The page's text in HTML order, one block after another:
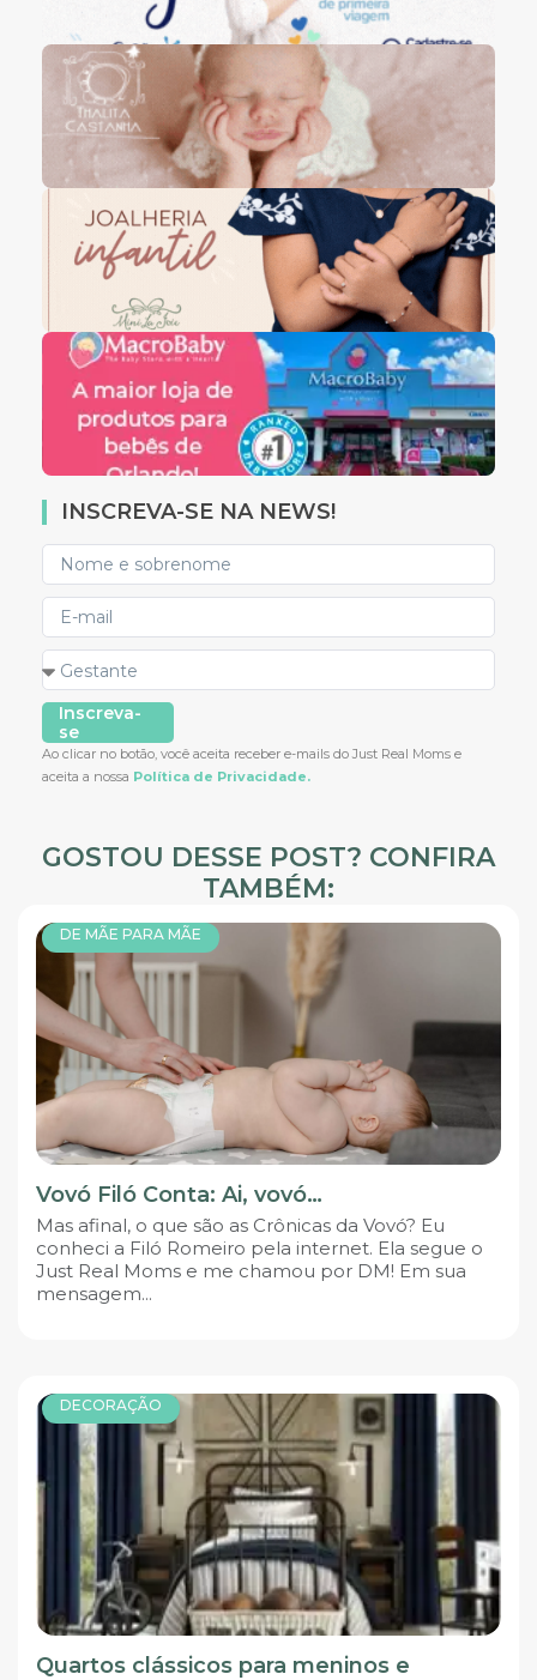
INSCREVA-SE NA NEWS!
Inscreva-
se
Ao clicar no botão, você aceita receber e-mails do Just Real Moms e
aceita a nossa Política de Privacidade.
GOSTOU DESSE POST? CONFIRA
TAMBÉM:
DE MÃE PARA MÃE
Vovó Filó Conta: Ai, vovó…
Mas afinal, o que são as Crônicas da Vovó? Eu
conheci a Filó Romeiro pela internet. Ela segue o
Just Real Moms e me chamou por DM! Em sua
mensagem...
DECORAÇÃO
Quartos clássicos para meninos e